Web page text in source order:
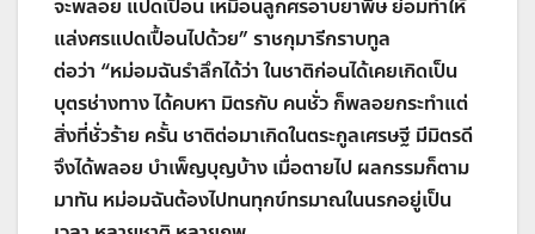
จะพลอย แปดเปื้อน เหมือนลูกศรอาบยาพิษ ย่อมทำให้
แล่งศรแปดเปื้อนไปด้วย”ราชกุมารีกราบทูล
ต่อว่า “หม่อมฉันรำลึกได้ว่า ในชาติก่อนได้เคยเกิดเป็น
บุตรช่างทาง ได้คบหา มิตรกับ คนชั่ว ก็พลอยกระทำแต่
สิ่งที่ชั่วร้าย ครั้น ชาติต่อมาเกิดในตระกูลเศรษฐี มีมิตรดี
จึงได้พลอย บำเพ็ญบุญบ้าง เมื่อตายไป ผลกรรมก็ตาม
มาทัน หม่อมฉันต้องไปทนทุกข์ทรมาณในนรกอยู่เป็น